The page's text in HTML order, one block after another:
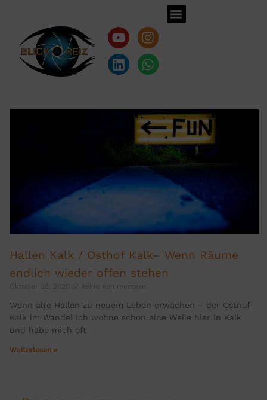
Hallen Kalk / Osthof Kalk– Wenn Räume
endlich wieder offen stehen
Wenn alte Hallen zu neuem Leben erwachen – der Osthof
Kalk im Wandel Ich wohne schon eine Weile hier in Kalk
und habe mich oft
Weiterlesen »